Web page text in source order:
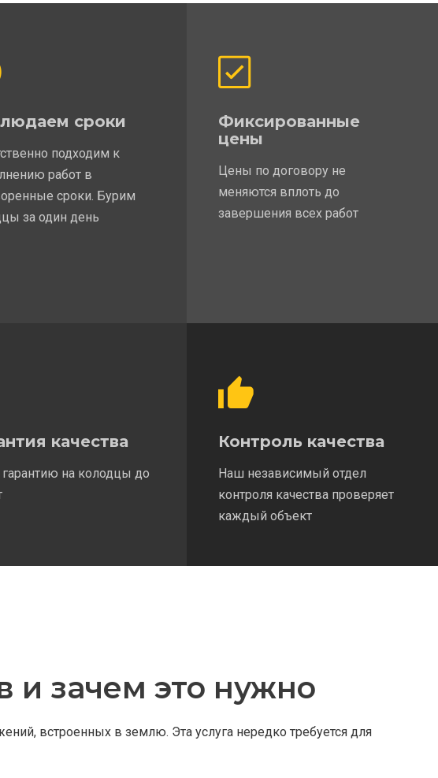
сроки
подходим к
работ в
сроки. Бурим
за один день
Фиксированные
цены
Цены по договору не
меняются вплоть до
завершения всех работ
качества
на колодцы до
Контроль качества
Наш независимый отдел
контроля качества проверяет
каждый объект
и зачем это нужно
встроенных в землю. Эта услуга нередко требуется для